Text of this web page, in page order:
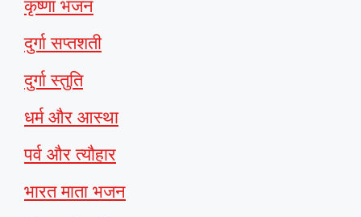
कृष्णा भजन
दुर्गा सप्तशती
दुर्गा स्तुति
धर्म और आस्था
पर्व और त्यौहार
भारत माता भजन